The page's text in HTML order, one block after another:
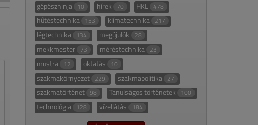
gépészninja 10 hírek 70 HKL 478
hűtéstechnika 153 klímatechnika 217
légtechnika 134 megújulók 28
mekkmester 73 méréstechnika 23
mustra 12 oktatás 10
szakmakörnyezet 229 szakmapolitika 27
szakmatörténet 98 Tanulságos történetek 100
technológia 128 vízellátás 184